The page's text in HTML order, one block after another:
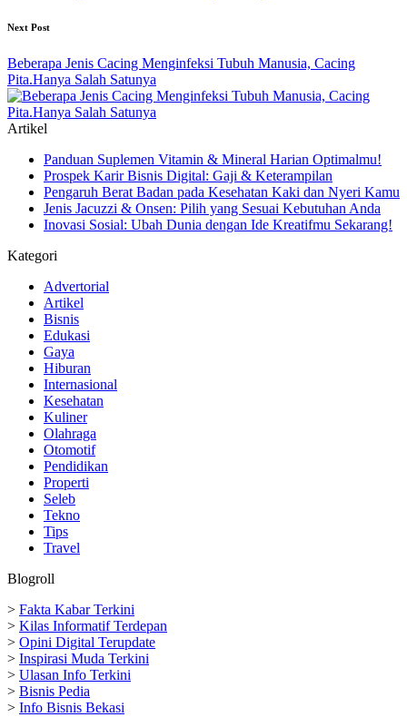
Next Post
Beberapa Jenis Cacing Menginfeksi Tubuh Manusia, Cacing
Pita.Hanya Salah Satunya
Artikel
Panduan Suplemen Vitamin & Mineral Harian Optimalmu!
Prospek Karir Bisnis Digital: Gaji & Keterampilan
Pengaruh Berat Badan pada Kesehatan Kaki dan Nyeri Kamu
Jenis Jacuzzi & Onsen: Pilih yang Sesuai Kebutuhan Anda
Inovasi Sosial: Ubah Dunia dengan Ide Kreatifmu Sekarang!
Kategori
Advertorial
Artikel
Bisnis
Edukasi
Gaya
Hiburan
Internasional
Kesehatan
Kuliner
Olahraga
Otomotif
Pendidikan
Properti
Seleb
Tekno
Tips
Travel
Blogroll
> Fakta Kabar Terkini
> Kilas Informatif Terdepan
> Opini Digital Terupdate
> Inspirasi Muda Terkini
> Ulasan Info Terkini
> Bisnis Pedia
> Info Bisnis Bekasi